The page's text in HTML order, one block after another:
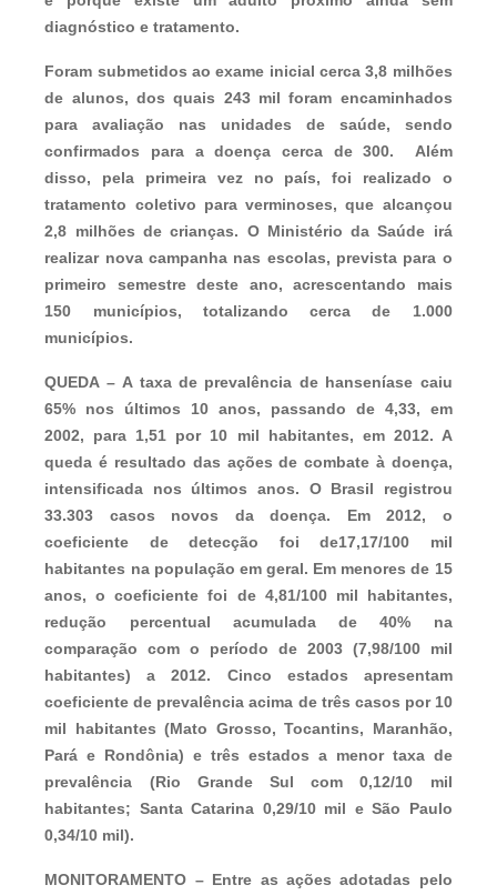
diagnóstico e tratamento.
Foram submetidos ao exame inicial cerca 3,8 milhões
de alunos, dos quais 243 mil foram encaminhados
para avaliação nas unidades de saúde, sendo
confirmados para a doença cerca de 300. Além
disso, pela primeira vez no país, foi realizado o
tratamento coletivo para verminoses, que alcançou
2,8 milhões de crianças. O Ministério da Saúde irá
realizar nova campanha nas escolas, prevista para o
primeiro semestre deste ano, acrescentando mais
150 municípios, totalizando cerca de 1.000
municípios.
QUEDA – A taxa de prevalência de hanseníase caiu
65% nos últimos 10 anos, passando de 4,33, em
2002, para 1,51 por 10 mil habitantes, em 2012. A
queda é resultado das ações de combate à doença,
intensificada nos últimos anos. O Brasil registrou
33.303 casos novos da doença. Em 2012, o
coeficiente de detecção foi de17,17/100 mil
habitantes na população em geral. Em menores de 15
anos, o coeficiente foi de 4,81/100 mil habitantes,
redução percentual acumulada de 40% na
comparação com o período de 2003 (7,98/100 mil
habitantes) a 2012. Cinco estados apresentam
coeficiente de prevalência acima de três casos por 10
mil habitantes (Mato Grosso, Tocantins, Maranhão,
Pará e Rondônia) e três estados a menor taxa de
prevalência (Rio Grande Sul com 0,12/10 mil
habitantes; Santa Catarina 0,29/10 mil e São Paulo
0,34/10 mil).
MONITORAMENTO – Entre as ações adotadas pelo